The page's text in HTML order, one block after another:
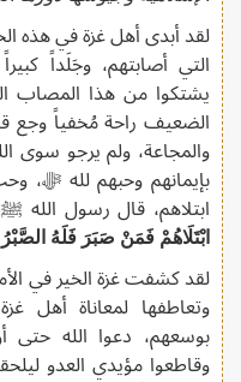
لقد أبدى أهل غزة في هذه
التي أصابتهم، وجَلَداً
يشتكوا من هذا المصاب
الضعيف راحة مُخفياً وجع
والمجاعة، ولم يرجو سوى
بإيمانهم وحبهم لله ﷻ،
ابتلاهم، قال رسول الله
ابْتَلَاهُمْ فَمَنْ صَبَرَ فَلَهُ
لقد كشفت غزة الخير في
وتعاطفها لمعاناة أهل
بوسعهم، دعوا الله حتى
وقاطعوا مؤيدي العدو